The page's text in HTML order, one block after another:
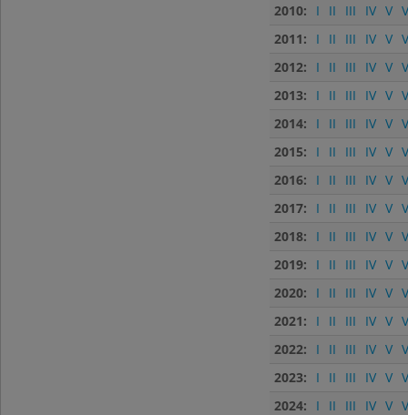
2010:
I II III IV V
2011:
I II III IV V
2012:
I II III IV V
2013:
I II III IV V
2014:
I II III IV V
2015:
I II III IV V
2016:
I II III IV V
2017:
I II III IV V
2018:
I II III IV V
2019:
I II III IV V
2020:
I II III IV V
2021:
I II III IV V
2022:
I II III IV V
2023:
I II III IV V
2024:
I II III IV V